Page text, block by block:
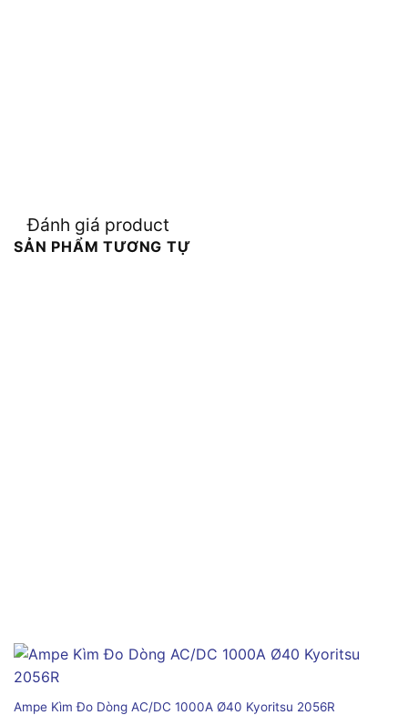
Đánh giá product
SẢN PHẨM TƯƠNG TỰ
Ampe Kìm Đo Dòng AC/DC 1000A Ø40 Kyoritsu 2056R